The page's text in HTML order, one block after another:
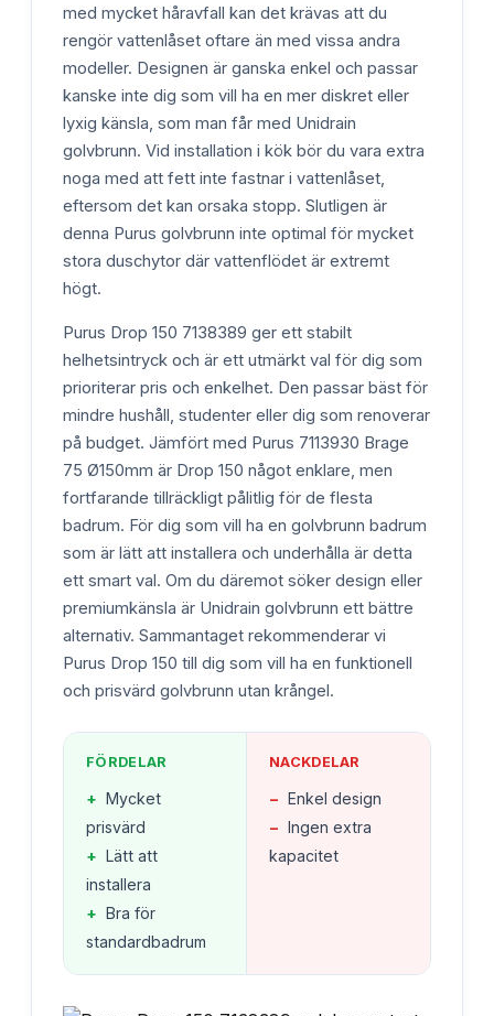
med mycket håravfall kan det krävas att du
rengör vattenlåset oftare än med vissa andra
modeller. Designen är ganska enkel och passar
kanske inte dig som vill ha en mer diskret eller
lyxig känsla, som man får med Unidrain
golvbrunn. Vid installation i kök bör du vara extra
noga med att fett inte fastnar i vattenlåset,
eftersom det kan orsaka stopp. Slutligen är
denna Purus golvbrunn inte optimal för mycket
stora duschytor där vattenflödet är extremt
högt.
Purus Drop 150 7138389 ger ett stabilt
helhetsintryck och är ett utmärkt val för dig som
prioriterar pris och enkelhet. Den passar bäst för
mindre hushåll, studenter eller dig som renoverar
på budget. Jämfört med Purus 7113930 Brage
75 Ø150mm är Drop 150 något enklare, men
fortfarande tillräckligt pålitlig för de flesta
badrum. För dig som vill ha en golvbrunn badrum
som är lätt att installera och underhålla är detta
ett smart val. Om du däremot söker design eller
premiumkänsla är Unidrain golvbrunn ett bättre
alternativ. Sammantaget rekommenderar vi
Purus Drop 150 till dig som vill ha en funktionell
och prisvärd golvbrunn utan krångel.
FÖRDELAR
+ Mycket
prisvärd
+ Lätt att
installera
+ Bra för
standardbadrum
NACKDELAR
− Enkel design
− Ingen extra
kapacitet